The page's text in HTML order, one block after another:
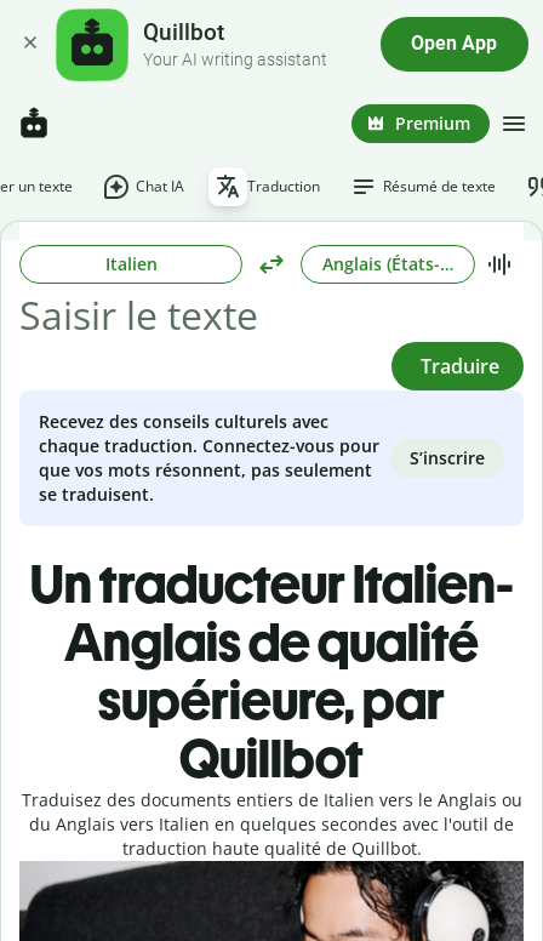
Quillbot
Your AI writing assistant
Open App
Premium
un texte Chat IA Traduction Résumé de texte
Italien Anglais (États-Unis)
Traduire
Recevez des conseils culturels avec
chaque traduction. Connectez-vous pour
que vos mots résonnent, pas seulement
se traduisent.
S’inscrire
Un traducteur Italien-
Anglais de qualité
supérieure, par
Quillbot
Traduisez des documents entiers de Italien vers le Anglais ou
du Anglais vers Italien en quelques secondes avec l'outil de
traduction haute qualité de Quillbot.